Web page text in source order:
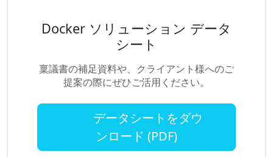
Docker ソリューション データ
シート
稟議書の補足資料や、クライアント様へのご
提案の際にぜひご活用ください。
データシートをダウ
ンロード (PDF)